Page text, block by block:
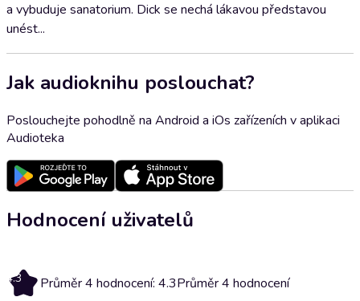
a vybuduje sanatorium. Dick se nechá lákavou představou
unést...
Jak audioknihu poslouchat?
Poslouchejte pohodlně na Android a iOs zařízeních v aplikaci
Audioteka
Hodnocení uživatelů
4.3 Průměr 4 hodnocení: 4.3Průměr 4 hodnocení